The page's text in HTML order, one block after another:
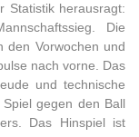
Statistik herausragt:
Die
den Vorwochen und
nach vorne. Das
und technische
gegen den Ball
Das Hinspiel ist